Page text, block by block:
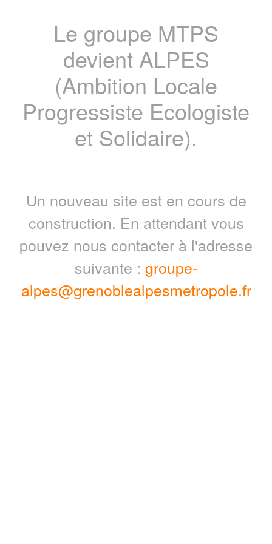
Le groupe MTPS
devient ALPES
(Ambition Locale
Progressiste Ecologiste
et Solidaire).
Un nouveau site est en cours de
construction. En attendant vous
pouvez nous contacter à l'adresse
suivante : groupe-
alpes@grenoblealpesmetropole.fr